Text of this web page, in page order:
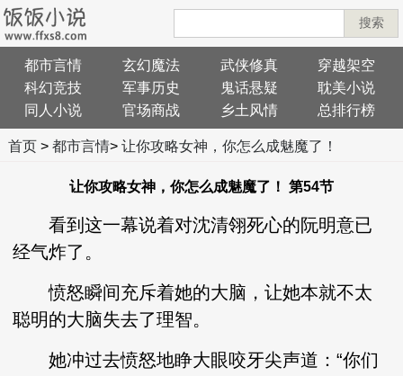
搜索
都市言情 玄幻魔法 武侠修真
穿越架空
科幻竞技
军事历史 鬼话悬疑
耽美小说
同人小说
官场商战 乡土风情 总排行榜
首页> 都市言情> 让你攻略女神，你怎么成魅魔了！
让你攻略女神，你怎么成魅魔了！ 第54节
看到这一幕说着对沈清翎死心的阮明意已
经气炸了。
愤怒瞬间充斥着她的大脑，让她本就不太
聪明的大脑失去了理智。
她冲过去愤怒地睁大眼咬牙尖声道：“你们